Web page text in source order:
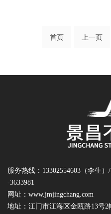
首页 上一页
服务热线：13302554603（李生
-3633981
网址： www.jmjingchang.com
地址：江门市江海区金瓯路13号2